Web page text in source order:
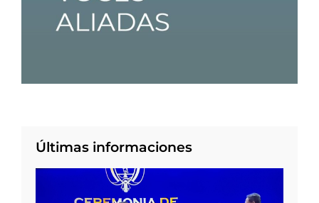
Últimas informaciones